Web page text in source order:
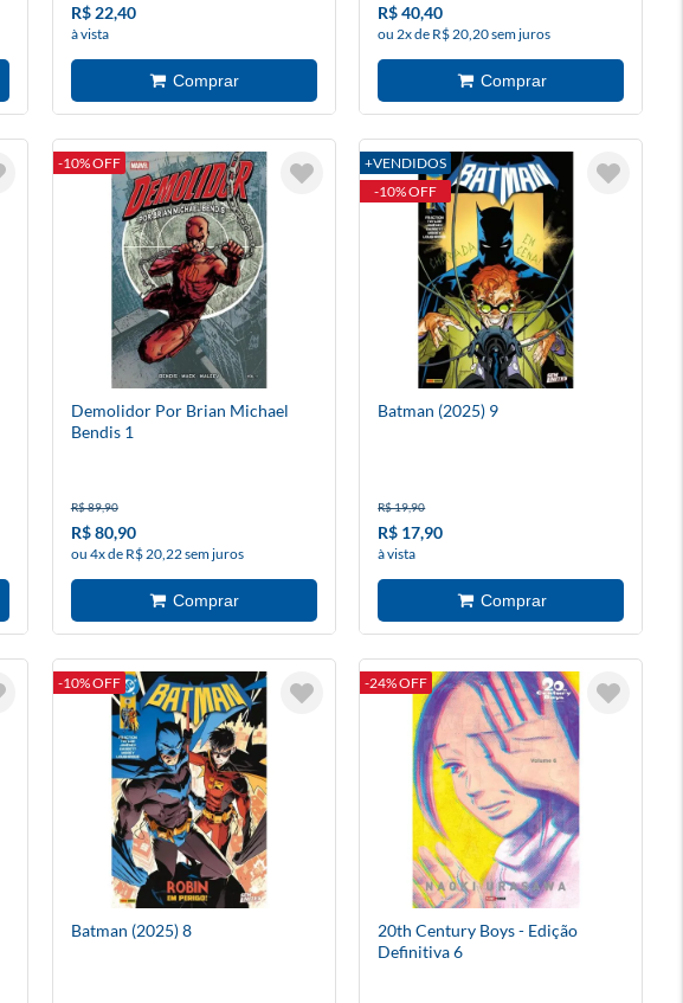
R$ 22,40
à vista
R$ 40,40
ou 2x de R$ 20,20 sem juros
-10% OFF
Demolidor Por Brian Michael
Bendis 1
R$ 89,90
R$ 80,90
ou 4x de R$ 20,22 sem juros
+VENDIDOS
-10% OFF
Batman (2025) 9
R$ 19,90
R$ 17,90
à vista
-10% OFF
Batman (2025) 8
-24% OFF
20th Century Boys - Edição
Definitiva 6